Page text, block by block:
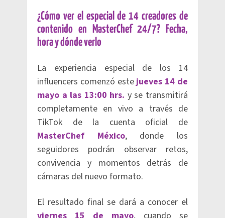
¿Cómo ver el especial de 14 creadores de
contenido en MasterChef 24/7? Fecha,
hora y dónde verlo
La experiencia especial de los 14
influencers comenzó estejueves 14 de
mayo a las 13:00 hrs. y se transmitirá
completamente en vivo a través de
TikTok de la cuenta oficial de
MasterChef México, donde los
seguidores podrán observar retos,
convivencia y momentos detrás de
cámaras del nuevo formato.
El resultado final se dará a conocer el